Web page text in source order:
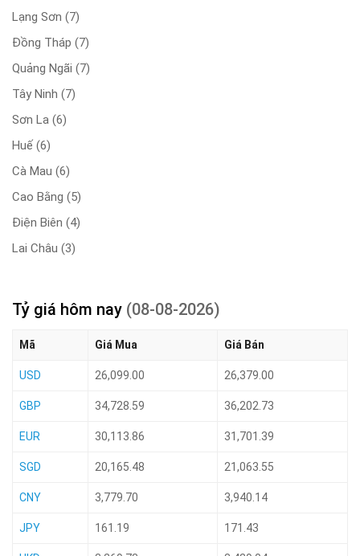
Lạng Sơn (7)
Đồng Tháp (7)
Quảng Ngãi (7)
Tây Ninh (7)
Sơn La (6)
Huế (6)
Cà Mau (6)
Cao Bằng (5)
Điện Biên (4)
Lai Châu (3)
Tỷ giá hôm nay (08-08-2026)
Mã Giá Mua Giá Bán
USD 26,099.00 26,379.00
GBP 34,728.59 36,202.73
EUR 30,113.86 31,701.39
SGD 20,165.48 21,063.55
CNY 3,779.70 3,940.14
JPY 161.19 171.43